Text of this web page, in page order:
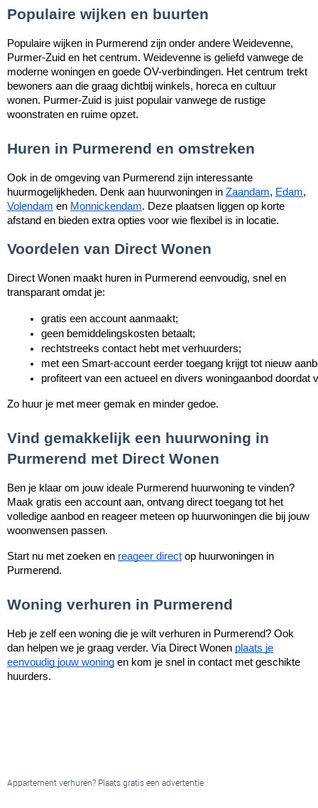
Populaire wijken en buurten
Populaire wijken in Purmerend zijn onder andere Weidevenne,
Purmer-Zuid en het centrum. Weidevenne is geliefd vanwege de
moderne woningen en goede OV-verbindingen. Het centrum trekt
bewoners aan die graag dichtbij winkels, horeca en cultuur
wonen. Purmer-Zuid is juist populair vanwege de rustige
woonstraten en ruime opzet.
Huren in Purmerend en omstreken
Ook in de omgeving van Purmerend zijn interessante
huurmogelijkheden. Denk aan huurwoningen in Zaandam, Edam,
Volendam en Monnickendam. Deze plaatsen liggen op korte
afstand en bieden extra opties voor wie flexibel is in locatie.
Voordelen van Direct Wonen
Direct Wonen maakt huren in Purmerend eenvoudig, snel en
transparant omdat je:
gratis een account aanmaakt;
geen bemiddelingskosten betaalt;
rechtstreeks contact hebt met verhuurders;
met een Smart-account eerder toegang krijgt tot nieuw
profiteert van een actueel en divers woningaanbod doordat
Zo huur je met meer gemak en minder gedoe.
Vind gemakkelijk een huurwoning in
Purmerend met Direct Wonen
Ben je klaar om jouw ideale Purmerend huurwoning te vinden?
Maak gratis een account aan, ontvang direct toegang tot het
volledige aanbod en reageer meteen op huurwoningen die bij jouw
woonwensen passen.
Start nu met zoeken en reageer direct op huurwoningen in
Purmerend.
Woning verhuren in Purmerend
Heb je zelf een woning die je wilt verhuren in Purmerend? Ook
dan helpen we je graag verder. Via Direct Wonen plaats je
eenvoudig jouw woning en kom je snel in contact met geschikte
huurders.
Appartement verhuren? Plaats gratis een advertentie